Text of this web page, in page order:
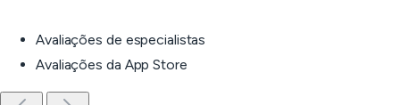
Avaliações de especialistas
Avaliações da App Store